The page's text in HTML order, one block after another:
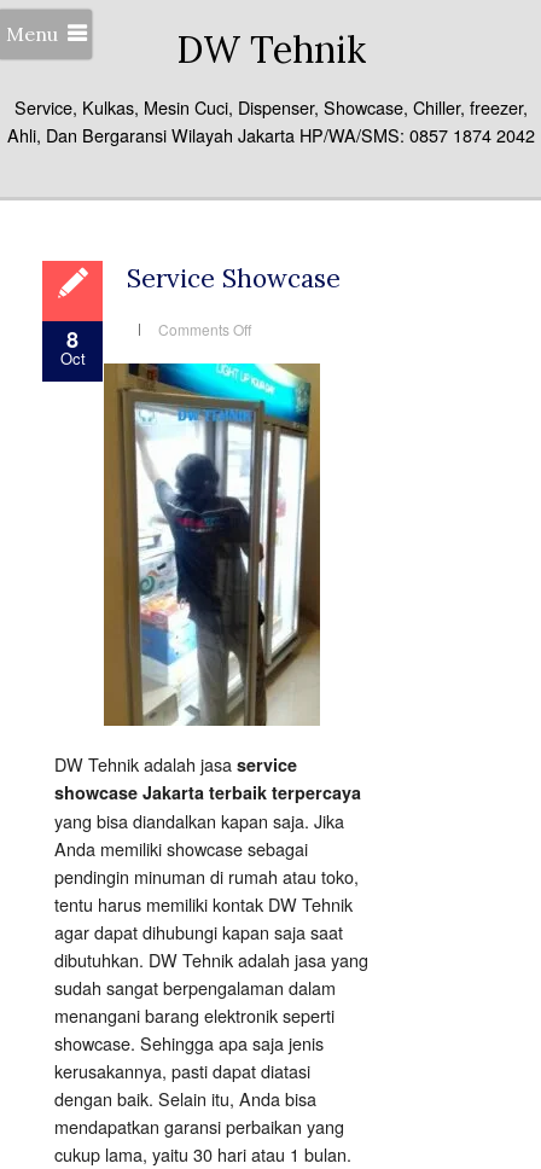
Menu DW Tehnik
Service, Kulkas, Mesin Cuci, Dispenser, Showcase, Chiller, freezer,
Ahli, Dan Bergaransi Wilayah Jakarta HP/WA/SMS: 0857 1874 2042
8
Oct
Service Showcase
Comments Offon
DW Tehnik adalah jasa service
showcase Jakarta terbaik terpercaya
yang bisa diandalkan kapan saja. Jika
Anda memiliki showcase sebagai
pendingin minuman di rumah atau toko,
tentu harus memiliki kontak DW Tehnik
agar dapat dihubungi kapan saja saat
dibutuhkan. DW Tehnik adalah jasa yang
sudah sangat berpengalaman dalam
menangani barang elektronik seperti
showcase. Sehingga apa saja jenis
kerusakannya, pasti dapat diatasi
dengan baik. Selain itu, Anda bisa
mendapatkan garansi perbaikan yang
cukup lama, yaitu 30 hari atau 1 bulan.